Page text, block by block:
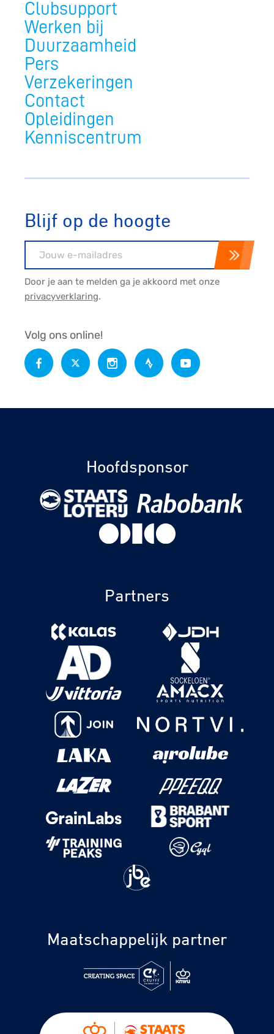
Clubsupport
Werken bij
Duurzaamheid
Pers
Verzekeringen
Contact
Opleidingen
Kenniscentrum
Blijf op de hoogte
Door je aan te melden ga je akkoord met onze
privacyverklaring.
Volg ons online!
Hoofdsponsor
Partners
Maatschappelijk partner